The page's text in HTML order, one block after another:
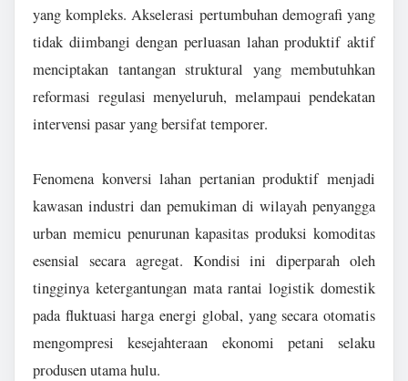
yang kompleks. Akselerasi pertumbuhan demografi yang
tidak diimbangi dengan perluasan lahan produktif aktif
menciptakan tantangan struktural yang membutuhkan
reformasi regulasi menyeluruh, melampaui pendekatan
intervensi pasar yang bersifat temporer.
Fenomena konversi lahan pertanian produktif menjadi
kawasan industri dan pemukiman di wilayah penyangga
urban memicu penurunan kapasitas produksi komoditas
esensial secara agregat. Kondisi ini diperparah oleh
tingginya ketergantungan mata rantai logistik domestik
pada fluktuasi harga energi global, yang secara otomatis
mengompresi kesejahteraan ekonomi petani selaku
produsen utama hulu.